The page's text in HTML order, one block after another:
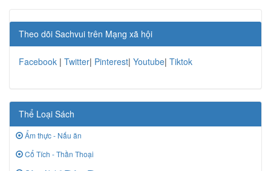
Theo dõi Sachvui trên Mạng xã hội
Facebook | Twitter| Pinterest| Youtube| Tiktok
Thể Loại Sách
Ẩm thực - Nấu ăn
Cổ Tích - Thần Thoại